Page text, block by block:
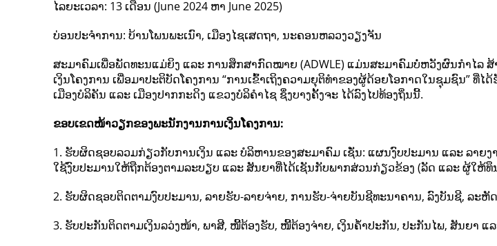
ໄລຍະເວລາ: 13 ເດືອນ (June 2024 ຫາ June 2025)
ບ່ອນປະຈຳການ: ບ້ານໂພນພະເນົາ, ເມືອງໄຊເສດຖາ, ນະຄອນຫລວງວຽງຈັນ
ສະມາຄົມເພື່ອພັດທະນແມ່ຍິງ ແລະ ການສຶກສາກົດໝາຍ (ADWLE) ແມ່ນສະມາຄົມບໍ່ຫວັງຜົນກຳໄລ
ເງິນໂຄງການ ເພື່ອມາປະຕິບັດໂຄງການ “ການເຂົ້າເຖິງຄວາມຍຸຕິທໍາຂອງຜູ້ດ້ອຍໂອກາດໃນຊຸມຊົນ”
ເມືອງບໍລິຄັນ ແລະ ເມືອງປາກກະດິງ ແຂວງບໍລິຄໍາໄຊ ຊຶ່ງບາງຄັ້ງຈະ ໄດ້ລົງໄປທ້ອງຖິ່ນນີ້.
ຂອບເຂດໜ້າວຽກຂອງພະນັກງານການເງິນໂຄງການ:
1. ຮັບຜິດຊອບລວມກ່ຽວກັບການເງິນ ແລະ ບໍລິຫານຂອງສະມາຄົມ ເຊັ່ນ: ແຜນງົບປະມານ ແລະ ລາຍ
ໃຊ້ງົບປະມານໃຫ້ຖືກຕ້ອງຕາມລະບຽບ ແລະ ສັນຍາທີ່ໄດ້ເຊັນກັບພາກສ່ວນກ່ຽວຂ້ອງ (ລັດ ແລະ ຜູ້ໃຫ້ທຶ
2. ຮັບຜິດຊອບຕິດຕາມງົບປະມານ, ລາຍຮັບ-ລາຍຈ່າຍ, ການຮັບ-ຈ່າຍບັນຊີທະນາຄານ, ລົງບັນຊີ, ລະ
3. ຮັບປະກັນຕິດຕາມເງິນລວ່ງໜ້າ, ພາສີ, ໜີ້ຕ້ອງຮັບ, ໜີ້ຕ້ອງຈ່າຍ, ເງິນຄໍ້າປະກັນ, ປະກັນໄພ, ສັນຍາ